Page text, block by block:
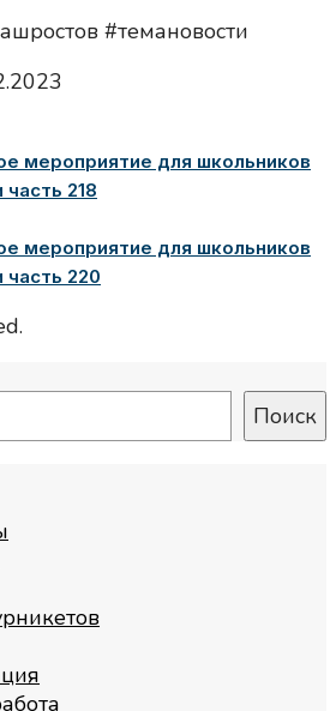
#темановости
мероприятие для школьников
218
мероприятие для школьников
часть 220
Поиск